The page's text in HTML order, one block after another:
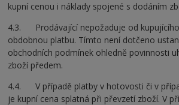
kupní cenou i náklady spojené s dodáním
4.3. Prodávající nepožaduje od
obdobnou platbu. Tímto není dotčeno
obchodních podmínek ohledně povinnosti
zboží předem.
4.4. V případě platby v hotovosti či v
je kupní cena splatná při převzetí zboží. V